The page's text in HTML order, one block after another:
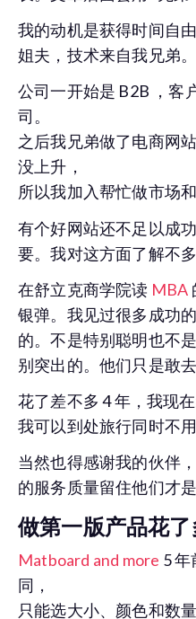
我的动机是获得时间自
姐夫，技术来自我兄弟。
公司一开始是 B2B ，客
司。
之后我兄弟做了电商网
没上升，
所以我加入帮忙做市场和
有个好网站还不足以成
要。我对这方面了解不
在舒立克商学院读 MBA
银弹。我见过很多成功
的。不是特别聪明也不
别突出的。他们只是敢
花了差不多 4 年，我现
我可以到处旅行同时不
当然也得感谢我的伙伴
的服务质量留住他们才是
做第一版产品花了
Matboard and more 5
同，
只能选大小、颜色和数